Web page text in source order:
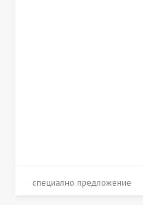
специално предложение